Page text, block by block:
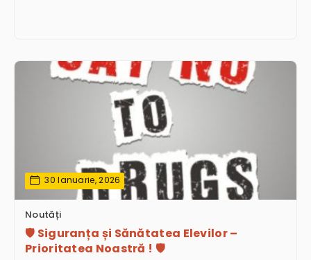
30 Ianuarie, 2026
Noutăți
🛡️ Siguranța și Sănătatea Elevilor –
Prioritatea Noastră ! 🛡